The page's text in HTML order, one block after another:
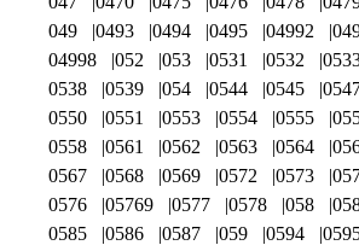
049
0493 0494 0495 04992
04998
052 053 0531 0532
0538
0539 054 0544 0545
0550
0551 0553 0554 0555
0558
0561 0562 0563 0564
0567
0568 0569 0572 0573
0576
05769 0577 0578 058
0585
0586 0587 059 0594